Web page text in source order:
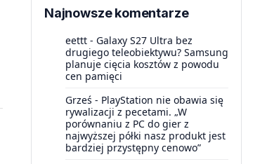
Najnowsze komentarze
eettt - Galaxy S27 Ultra bez
drugiego teleobiektywu? Samsung
planuje cięcia kosztów z powodu
cen pamięci
Grześ - PlayStation nie obawia się
rywalizacji z pecetami. „W
porównaniu z PC do gier z
najwyższej półki nasz produkt jest
bardziej przystępny cenowo”